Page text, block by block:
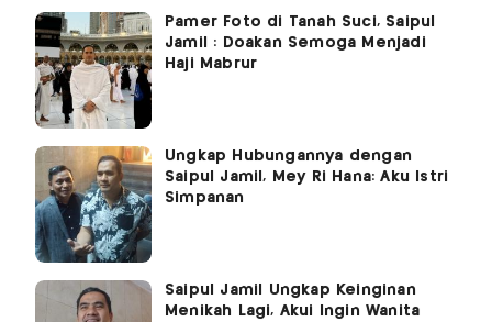
Pamer Foto di Tanah Suci, Saipul
Jamil : Doakan Semoga Menjadi
Haji Mabrur
Ungkap Hubungannya dengan
Saipul Jamil, Mey Ri Hana: Aku Istri
Simpanan
Saipul Jamil Ungkap Keinginan
Menikah Lagi, Akui Ingin Wanita